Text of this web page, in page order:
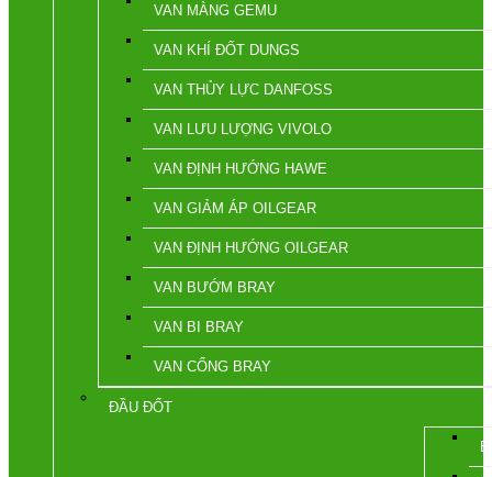
VAN MÀNG GEMU
VAN KHÍ ĐỐT DUNGS
VAN THỦY LỰC DANFOSS
VAN LƯU LƯỢNG VIVOLO
VAN ĐỊNH HƯỚNG HAWE
VAN GIẢM ÁP OILGEAR
VAN ĐỊNH HƯỚNG OILGEAR
VAN BƯỚM BRAY
VAN BI BRAY
VAN CỔNG BRAY
ĐẦU ĐỐT